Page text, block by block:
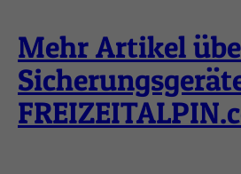
Mehr Artikel